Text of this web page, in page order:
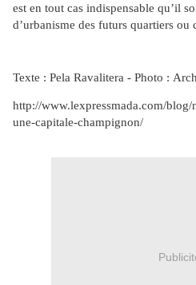
est en tout cas indispensable qu’il
d’urbanisme des futurs quartiers ou
Texte : Pela Ravalitera - Photo :
http://www.lexpressmada.com/blog/
une-capitale-champignon/